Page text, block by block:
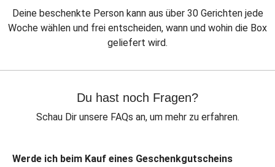
Deine beschenkte Person kann aus über 30 Gerichten jede
Woche wählen und frei entscheiden, wann und wohin die Box
geliefert wird.
Du hast noch Fragen?
Schau Dir unsere FAQs an, um mehr zu erfahren.
Werde ich beim Kauf eines Geschenkgutscheins